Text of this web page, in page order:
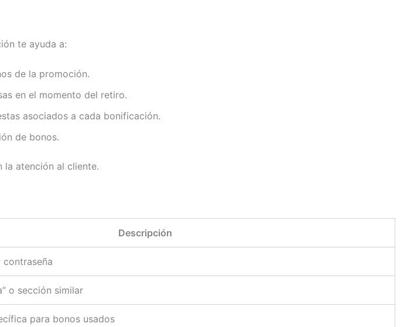
te ayuda a:
de la promoción.
en el momento del retiro.
asociados a cada bonificación.
de bonos.
atención al cliente.
Descripción
o sección similar
para bonos usados